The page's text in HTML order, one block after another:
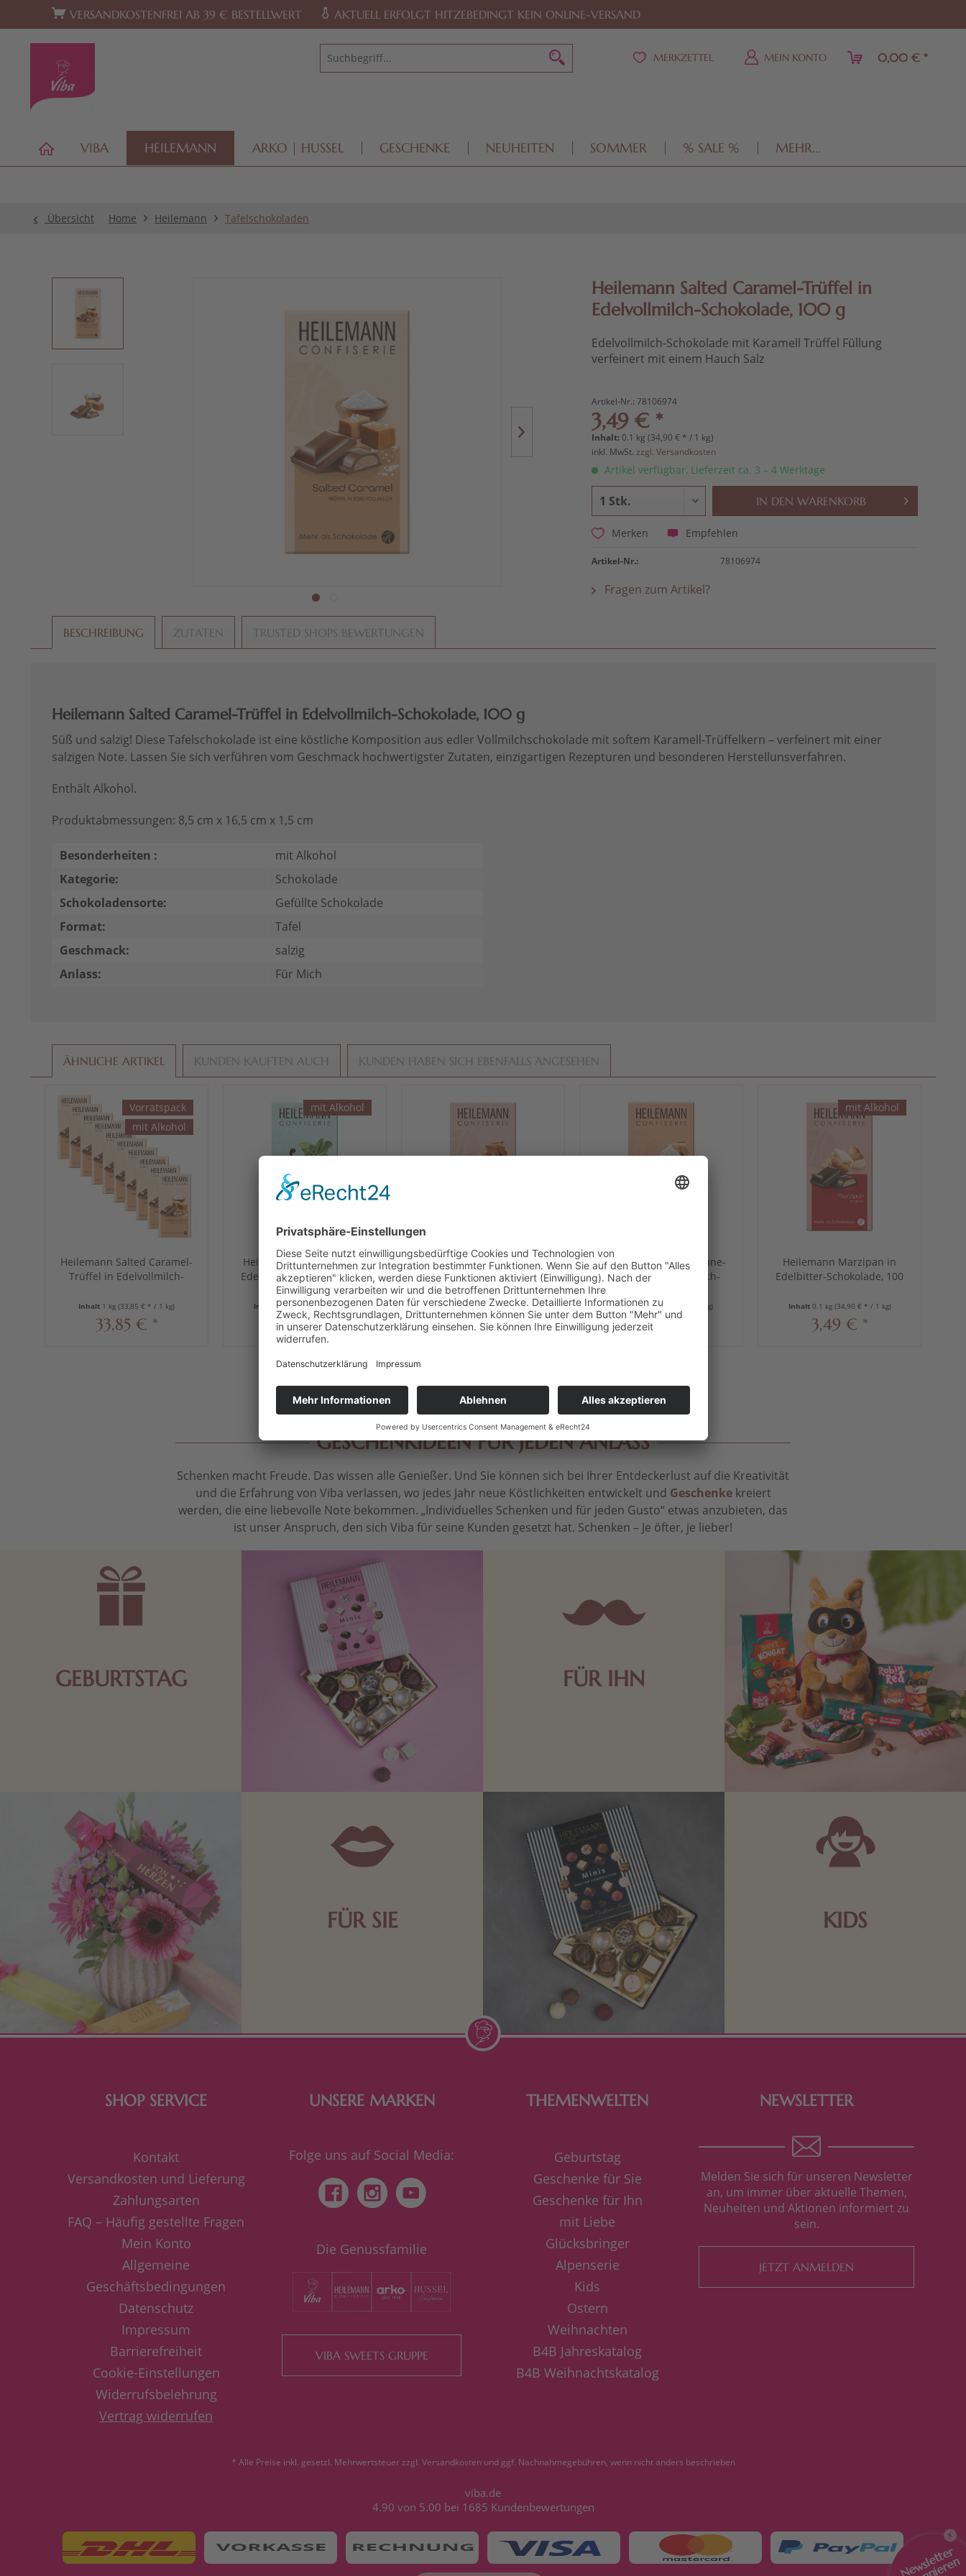
Zur Hauptnavigation springen Zum Footer springen
VERSANDKOSTENFREI AB 39 € BESTELLWERT AKTUELL ERFOLGT HITZEBEDINGT KEIN ONLINE-VERSAND
MERKZETTEL MEIN KONTO 0,00 € *
VIBA HEILEMANN ARKO | HUSSEL GESCHENKE NEUHEITEN SOMMER % SALE % MEHR...
Übersicht Home Heilemann Tafelschokoladen
Heilemann Salted Caramel-Trüffel in
Edelvollmilch-Schokolade, 100 g
Edelvollmilch-Schokolade mit Karamell Trüffel Füllung
verfeinert mit einem Hauch Salz
Artikel-Nr.:78106974
3,49 € *
Inhalt:0.1 kg (34,90 € * / 1 kg)
inkl. MwSt.zzgl. Versandkosten
Artikel verfügbar, Lieferzeit ca. 3 – 4 Werktage
IN DEN WARENKORB
Merken Empfehlen
Artikel-Nr.: 78106974
Fragen zum Artikel?
BESCHREIBUNG ZUTATEN TRUSTED SHOPS BEWERTUNGEN
Heilemann Salted Caramel-Trüffel in Edelvollmilch-Schokolade, 100 g
Süß und salzig! Diese Tafelschokolade ist eine köstliche Komposition aus edler Vollmilchschokolade mit softem Karamell-Trüffelkern – verfeinert mit einer
salzigen Note. Lassen Sie sich verführen vom Geschmack hochwertigster Zutaten, einzigartigen Rezepturen und besonderen Herstellunsverfahren.
Enthält Alkohol.
Produktabmessungen: 8,5 cm x 16,5 cm x 1,5 cm
Besonderheiten :
mit Alkohol
Kategorie:
Schokolade
Schokoladensorte:
Gefüllte Schokolade
Format:
Tafel
Geschmack:
salzig
Anlass:
Für Mich
ÄHNLICHE ARTIKEL KUNDEN KAUFTEN AUCH KUNDEN HABEN SICH EBENFALLS ANGESEHEN
Vorratspack
mit Alkohol
Heilemann Salted Caramel-
Trüffel in Edelvollmilch-
Inhalt 1 kg (33,85 € * / 1 kg)
33,85 € *
mit Alkohol
Heilemann Pfefferminz in
Edelbitter-Schokolade, 100
g
Inhalt0.1 kg(34,90 € * / 1 kg)
3,49 € *
Heilemann Gianduja-
Nougat mit Krokant in
Edelvollmilch-Schokolade,
100 g
Inhalt0.1 kg (34,90 € * / 1 kg)
3,49 € *
Heilemann Mandel-Sahne-
Nougat in Edelvollmilch-
Inhalt0.1 kg(34,90 € * / 1 kg)
3,49 € *
mit Alkohol
Heilemann Marzipan in
Edelbitter-Schokolade, 100
Inhalt 0.1 kg (34,90 € * / 1 kg)
3,49 € *
GESCHENKIDEEN FÜR JEDEN ANLASS
Schenken macht Freude. Das wissen alle Genießer. Und Sie können sich bei Ihrer Entdeckerlust auf die Kreativität
und die Erfahrung von Viba verlassen, wo jedes Jahr neue Köstlichkeiten entwickelt und Geschenkekreiert
werden, die eine liebevolle Note bekommen. „Individuelles Schenken und für jeden Gusto“ etwas anzubieten, das
ist unser Anspruch, den sich Viba für seine Kunden gesetzt hat. Schenken – Je öfter, je lieber!
GEBURTSTAG FÜR IHN
FÜR SIE KIDS
SHOP SERVICE
Kontakt
Versandkosten und Lieferung
Zahlungsarten
FAQ – Häufig gestellte Fragen
Mein Konto
Allgemeine
Geschäftsbedingungen
Datenschutz
Impressum
Barrierefreiheit
Cookie-Einstellungen
Widerrufsbelehrung
Vertrag widerrufen
UNSERE MARKEN
Folge uns auf Social Media:
Die Genussfamilie
VIBA SWEETS GRUPPE
THEMENWELTEN
Geburtstag
Geschenke für Sie
Geschenke für Ihn
mit Liebe
Glücksbringer
Alpenserie
Kids
Ostern
Weihnachten
B4B Jahreskatalog
B4B Weihnachtskatalog
NEWSLETTER
Melden Sie sich für unseren Newsletter
an, um immer über aktuelle Themen,
Neuheiten und Aktionen informiert zu
sein.
JETZT ANMELDEN
* Alle Preise inkl. gesetzl. Mehrwertsteuer zzgl. Versandkostenund ggf. Nachnahmegebühren, wenn nicht anders beschrieben
viba.de
4.90 von 5.00 bei 1685 Kundenbewertungen
Newsletter
X